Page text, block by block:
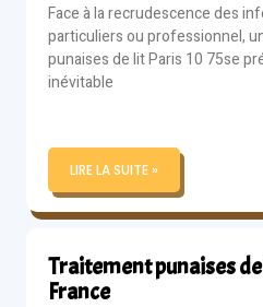
Face à la recrudescence des
particuliers ou professionnel,
punaises de lit Paris 10 75se
inévitable
LIRE LA SUITE »
Traitement punaises
France